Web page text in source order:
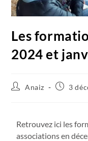
Les
2024 et
Anaiz 3
Retrouvez ici les
associations en